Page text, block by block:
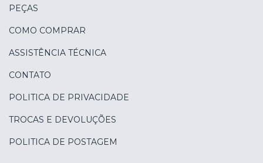
PEÇAS
COMO COMPRAR
ASSISTÊNCIA TÉCNICA
CONTATO
POLITICA DE PRIVACIDADE
TROCAS E DEVOLUÇÕES
POLITICA DE POSTAGEM